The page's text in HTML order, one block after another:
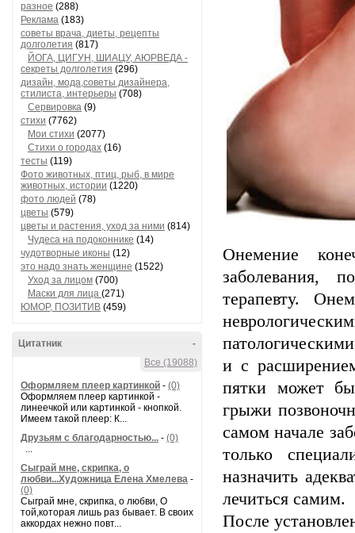
разное (288)
Реклама (183)
советы врача, диеты, рецепты
долголетия (817)
ЙОГА, ЦИГУН, ШИАЦУ, АЮРВЕДА -
секреты долголетия (296)
дизайн, мода,советы дизайнера,
стилиста, интерьеры (708)
Сервировка (9)
стихи (7762)
Мои стихи (2077)
Стихи о городах (16)
тесты (119)
Фото животных, птиц, рыб, в мире
животных, истории (1220)
фото людей (78)
цветы (579)
цветы и растения, уход за ними (814)
Чудеса на подоконнике (14)
чудотворные иконы (12)
это надо знать женщине (1522)
Уход за лицом (700)
Маски для лица (271)
ЮМОР, ПОЗИТИВ (459)
-
Цитатник
Все (19088)
Оформляем плеер картинкой - (0)
Оформляем плеер картинкой -
линеечкой или картинкой - кнопкой.
Имеем такой плеер: К...
Друзьям с благодарностью... - (0)
...
Сыграй мне, скрипка, о
любви...Художница Елена Хмелева -
(0)
Сыграй мне, скрипка, о любви, О
той,которая лишь раз бывает. В своих
аккордах нежно повт...
Онемение
заболевания,
терапевту.
и с
пятки может
грыжи
самом начале
только
назначить
лечиться самим.
После